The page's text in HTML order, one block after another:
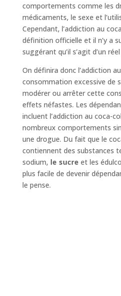
comportements comme les
médicaments, le sexe et
Cependant, l’addiction au
définition officielle et il n’y a
suggérant qu’il s’agit d’un
On définira donc l’addiction
consommation excessive de
modérer ou arrêter cette
effets néfastes. Les
incluent l’addiction au coca-
nombreux comportements
une drogue. Du fait que le
contiennent des substances
sodium, le sucre et les
plus facile de devenir
le pense.